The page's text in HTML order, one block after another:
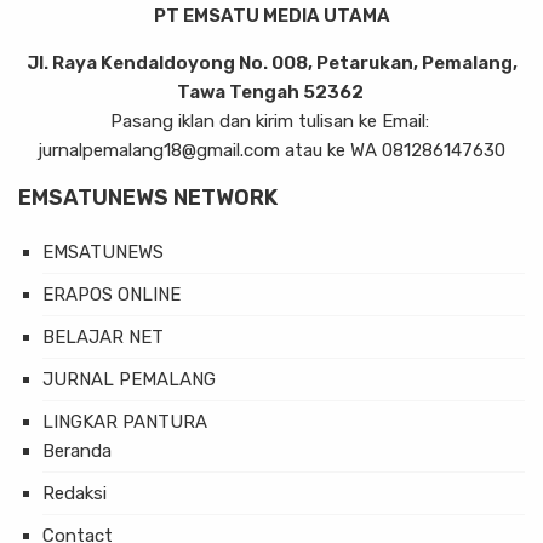
PT EMSATU MEDIA UTAMA
Jl. Raya Kendaldoyong No. 008, Petarukan, Pemalang,
Tawa Tengah 52362
Pasang iklan dan kirim tulisan ke Email:
jurnalpemalang18@gmail.com atau ke WA 081286147630
EMSATUNEWS NETWORK
EMSATUNEWS
ERAPOS ONLINE
BELAJAR NET
JURNAL PEMALANG
LINGKAR PANTURA
Beranda
Redaksi
Contact